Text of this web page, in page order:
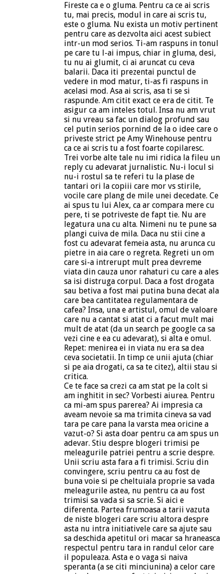
Fireste ca e o gluma. Pentru ca ce ai scris
tu, mai precis, modul in care ai scris tu,
este o gluma. Nu exista un motiv pertinent
pentru care as dezvolta aici acest subiect
intr-un mod serios. Ti-am raspuns in tonul
pe care tu l-ai impus, chiar in gluma, desi,
tu nu ai glumit, ci ai aruncat cu ceva
balarii. Daca iti prezentai punctul de
vedere in mod matur, ti-as fi raspuns in
acelasi mod. Asa ai scris, asa ti se si
raspunde. Am citit exact ce era de citit. Te
asigur ca am inteles totul. Insa nu am vrut
si nu vreau sa fac un dialog profund sau
cel putin serios pornind de la o idee care o
priveste strict pe Amy Winehouse pentru
ca ce ai scris tu a fost foarte copilaresc.
Trei vorbe alte tale nu imi ridica la fileu un
reply cu adevarat jurnalistic. Nu-i locul si
nu-i rostul sa te referi tu la plase de
tantari ori la copiii care mor vs stirile,
vocile care plang de mile unei decedate. Ce
ai spus tu lui Alex, ca ar compara mere cu
pere, ti se potriveste de fapt tie. Nu are
legatura una cu alta. Nimeni nu te pune sa
plangi cuiva de mila. Daca nu stii cine a
fost cu adevarat femeia asta, nu arunca cu
pietre in aia care o regreta. Regreti un om
care si-a intrerupt mult prea devreme
viata din cauza unor rahaturi cu care a ales
sa isi distruga corpul. Daca a fost drogata
sau betiva a fost mai putina buna decat ala
care bea cantitatea regulamentara de
cafea? Insa, una e artistul, omul de valoare
care nu a cantat si atat ci a facut mult mai
mult de atat (da un search pe google ca sa
vezi cine e ea cu adevarat), si alta e omul.
Repet: menirea ei in viata nu era sa dea
ceva societatii. In timp ce unii ajuta (chiar
si pe aia drogati, ca sa te citez), altii stau si
critica.
Ce te face sa crezi ca am stat pe la colt si
am inghitit in sec? Vorbesti aiurea. Pentru
ca mi-am spus parerea? Ai impresia ca
aveam nevoie sa ma trimita cineva sa vad
tara pe care pana la varsta mea oricine a
vazut-o? Si asta doar pentru ca am spus un
adevar. Stiu despre blogeri trimisi pe
meleagurile patriei pentru a scrie despre.
Unii scriu asta fara a fi trimisi. Scriu din
convingere, scriu pentru ca au fost de
buna voie si pe cheltuiala proprie sa vada
meleagurile astea, nu pentru ca au fost
trimisi sa vada si sa scrie. Si aici e
diferenta. Partea frumoasa a tarii vazuta
de niste blogeri care scriu altora despre
asta nu intra initiativele care sa ajute sau
sa deschida apetitul ori macar sa hraneasca
respectul pentru tara in randul celor care
il populeaza. Asta e o vaga si naiva
speranta (a se citi minciunina) a celor care